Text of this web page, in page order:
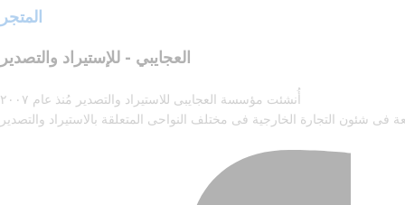
المتجر
العجايبي - للإستيراد والتصدير
أُنشئت مؤسسة العجايبى للاستيراد والتصدير مُنذ عام ٢٠٠٧
فى شئون التجارة الخارجية فى مختلف النواحى المتعلقة بالاستيراد والتصدير